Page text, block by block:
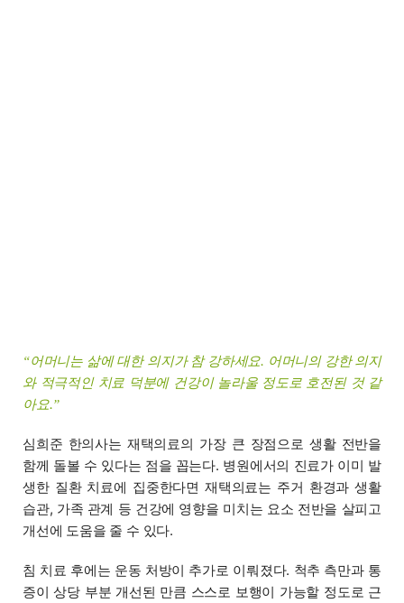
“어머니는 삶에 대한 의지가 참 강하세요. 어머니의 강한 의지
와 적극적인 치료 덕분에 건강이 놀라울 정도로 호전된 것 같
아요.”
심희준 한의사는 재택의료의 가장 큰 장점으로 생활 전반을
함께 돌볼 수 있다는 점을 꼽는다. 병원에서의 진료가 이미 발
생한 질환 치료에 집중한다면 재택의료는 주거 환경과 생활
습관, 가족 관계 등 건강에 영향을 미치는 요소 전반을 살피고
개선에 도움을 줄 수 있다.
침 치료 후에는 운동 처방이 추가로 이뤄졌다. 척추 측만과 통
증이 상당 부분 개선된 만큼 스스로 보행이 가능할 정도로 근